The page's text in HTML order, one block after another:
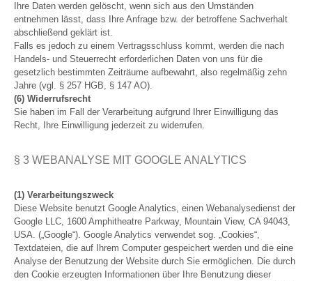
Ihre Daten werden gelöscht, wenn sich aus den Umständen
entnehmen lässt, dass Ihre Anfrage bzw. der betroffene Sachverhalt
abschließend geklärt ist.
Falls es jedoch zu einem Vertragsschluss kommt, werden die nach
Handels- und Steuerrecht erforderlichen Daten von uns für die
gesetzlich bestimmten Zeiträume aufbewahrt, also regelmäßig zehn
Jahre (vgl. § 257 HGB, § 147 AO).
(6) Widerrufsrecht
Sie haben im Fall der Verarbeitung aufgrund Ihrer Einwilligung das
Recht, Ihre Einwilligung jederzeit zu widerrufen.
§ 3 WEBANALYSE MIT GOOGLE ANALYTICS
(1) Verarbeitungszweck
Diese Website benutzt Google Analytics, einen Webanalysedienst der
Google LLC, 1600 Amphitheatre Parkway, Mountain View, CA 94043,
USA. („Google“). Google Analytics verwendet sog. „Cookies“,
Textdateien, die auf Ihrem Computer gespeichert werden und die eine
Analyse der Benutzung der Website durch Sie ermöglichen. Die durch
den Cookie erzeugten Informationen über Ihre Benutzung dieser